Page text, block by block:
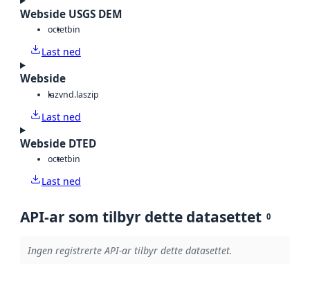
Webside USGS DEM
octetbin
Last ned
Webside
lazvnd.laszip
Last ned
Webside DTED
octetbin
Last ned
API-ar som tilbyr dette datasettet 0
Ingen registrerte API-ar tilbyr dette datasettet.